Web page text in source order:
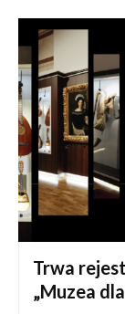
Trwa
„Muzea